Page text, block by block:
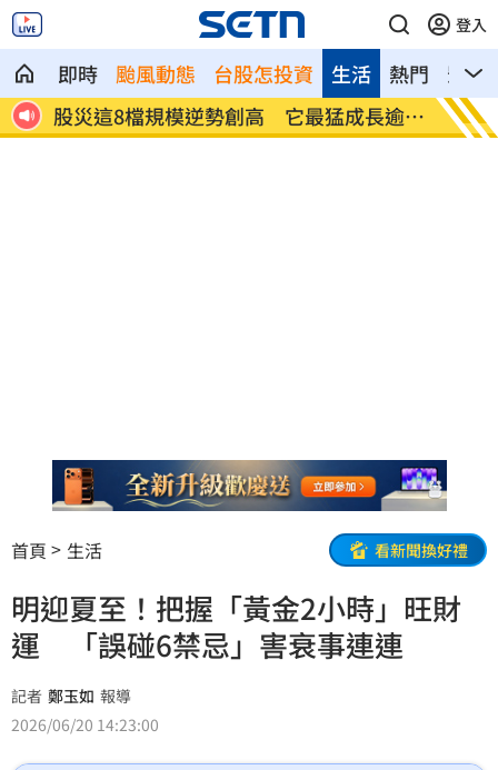
登入
即時 颱風動態 台股怎投資 熱門 影音
生活
爆掛表妹當小三！表姊擅貼IG下場慘了 半導
首頁 生活 看新聞換好禮
明迎夏至！把握「黃金2小時」旺財
運 「誤碰6禁忌」害衰事連連
記者 鄭玉如 報導
2026/06/20 14:23:00